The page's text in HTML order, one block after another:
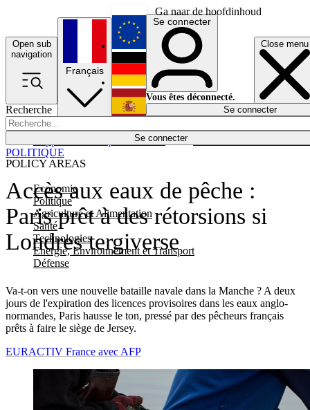
Ga naar de hoofdinhoud
Open sub
navigation
Close menu
Recherche
Se connecter
POLICY AREAS
Economie
Politique
Agriculture et Alimentation
Santé
Technologies
Energie, Environnement et Transport
Défense
Économie
Français
English
Deutsch
Español
Se connecter
Vous êtes déconnecté.
Se connecter
Accès aux eaux de pêche :
Paris prêt à des rétorsions si
Londres tergiverse
Va-t-on vers une nouvelle bataille navale dans la Manche ? A deux
jours de l'expiration des licences provisoires dans les eaux anglo-
normandes, Paris hausse le ton, pressé par des pêcheurs français
prêts à faire le siège de Jersey.
POLITIQUE
EURACTIV France avec AFP